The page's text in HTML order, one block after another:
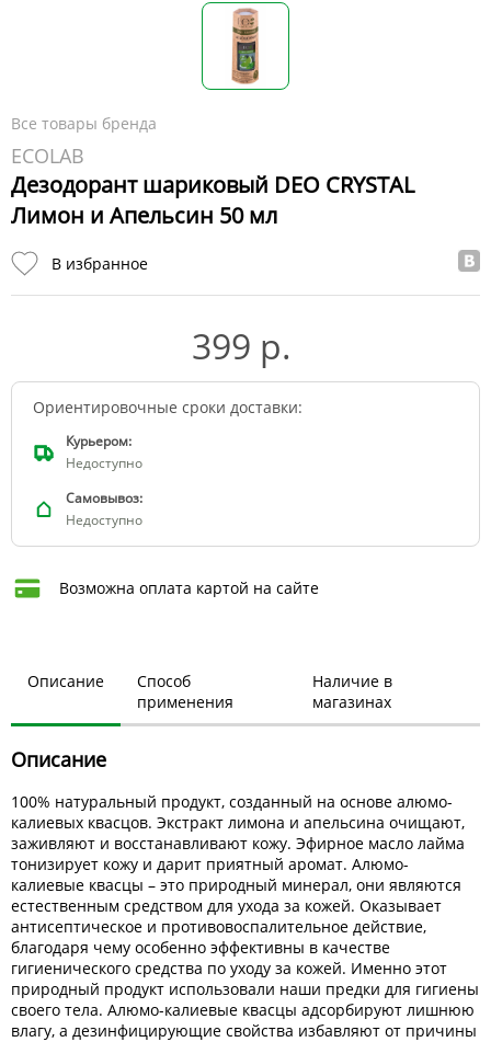
Все товары бренда
ECOLAB
Дезодорант шариковый DEO CRYSTAL
Лимон и Апельсин 50 мл
В избранное
399 р.
Ориентировочные сроки доставки:
Курьером:
Недоступно
Самовывоз:
Недоступно
Возможна оплата картой на сайте
Описание
Способ
применения
Наличие в
магазинах
Описание
100% натуральный продукт, созданный на основе алюмо-
калиевых квасцов. Экстракт лимона и апельсина очищают,
заживляют и восстанавливают кожу. Эфирное масло лайма
тонизирует кожу и дарит приятный аромат. Алюмо-
калиевые квасцы – это природный минерал, они являются
естественным средством для ухода за кожей. Оказывает
антисептическое и противовоспалительное действие,
благодаря чему особенно эффективны в качестве
гигиенического средства по уходу за кожей. Именно этот
природный продукт использовали наши предки для гигиены
своего тела. Алюмо-калиевые квасцы адсорбируют лишнюю
влагу, а дезинфицирующие свойства избавляют от причины